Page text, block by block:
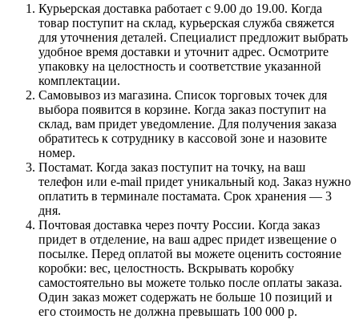
Курьерская доставка работает с 9.00 до 19.00. Когда
товар поступит на склад, курьерская служба свяжется
для уточнения деталей. Специалист предложит выбрать
удобное время доставки и уточнит адрес. Осмотрите
упаковку на целостность и соответствие указанной
комплектации.
Самовывоз из магазина. Список торговых точек для
выбора появится в корзине. Когда заказ поступит на
склад, вам придет уведомление. Для получения заказа
обратитесь к сотруднику в кассовой зоне и назовите
номер.
Постамат. Когда заказ поступит на точку, на ваш
телефон или e-mail придет уникальный код. Заказ нужно
оплатить в терминале постамата. Срок хранения — 3
дня.
Почтовая доставка через почту России. Когда заказ
придет в отделение, на ваш адрес придет извещение о
посылке. Перед оплатой вы можете оценить состояние
коробки: вес, целостность. Вскрывать коробку
самостоятельно вы можете только после оплаты заказа.
Один заказ может содержать не больше 10 позиций и
его стоимость не должна превышать 100 000 р.